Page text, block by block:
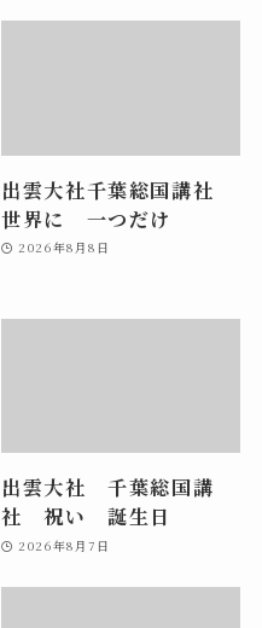
出雲大社千葉総国講社
世界に 一つだけ
2026年8月8日
出雲大社 千葉総国講
社 祝い 誕生日
2026年8月7日